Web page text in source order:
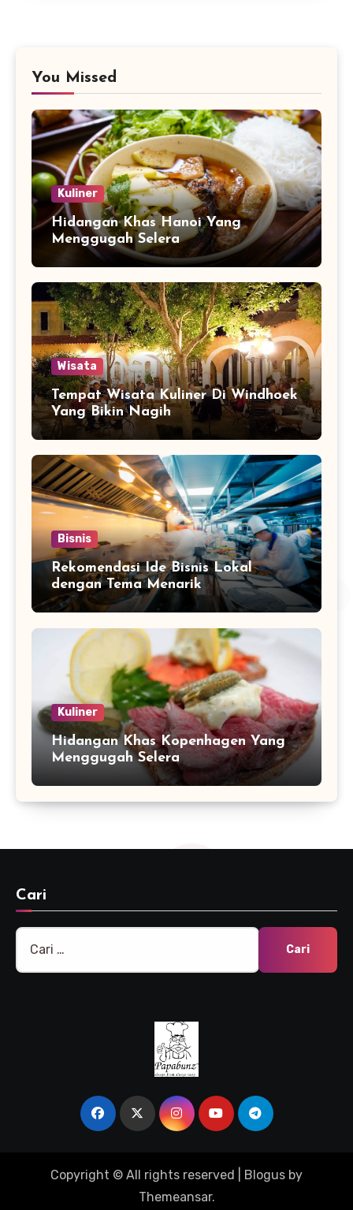
You Missed
Kuliner
Hidangan Khas Hanoi Yang
Menggugah Selera
Wisata
Tempat Wisata Kuliner Di Windhoek
Yang Bikin Nagih
Bisnis
Rekomendasi Ide Bisnis Lokal
dengan Tema Menarik
Kuliner
Hidangan Khas Kopenhagen Yang
Menggugah Selera
Cari
Cari
untuk:
Copyright © All rights reserved Blogus by
Themeansar.